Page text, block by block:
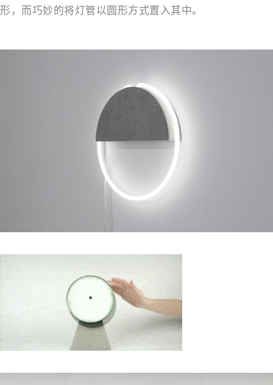
形，而巧妙的将灯管以圆形方式置入其中。